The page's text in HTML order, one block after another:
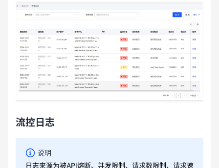
流控日志
说明
日志来源为被API熔断、并发限制、请求数限制、请求速